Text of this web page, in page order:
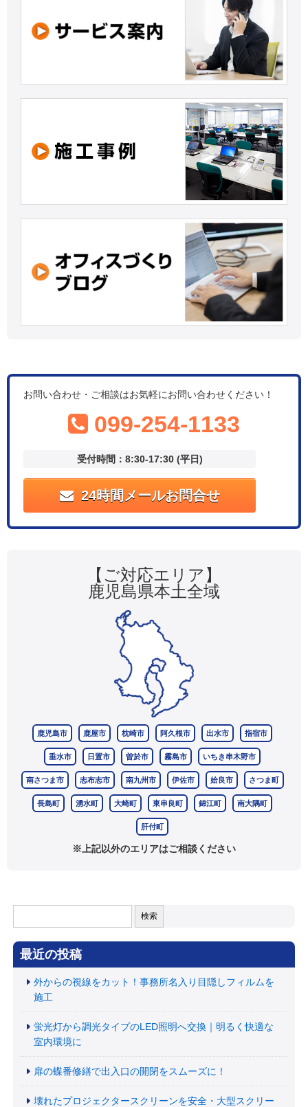
お問い合わせ・ご相談はお気軽にお問い合わせください！
099-254-1133
受付時間：8:30-17:30 (平日)
24時間メールお問合せ
【ご対応エリア】
鹿児島県本土全域
鹿児島市 鹿屋市 枕崎市 阿久根市 出水市 指宿市
垂水市 日置市 曽於市 霧島市 いちき串木野市
南さつま市 志布志市 南九州市 伊佐市 姶良市 さつま町
長島町 湧水町 大崎町 東串良町 錦江町 南大隅町
肝付町
※上記以外のエリアはご相談ください
索:
最近の投稿
外からの視線をカット！事務所名入り目隠しフィルムを
施工
蛍光灯から調光タイプのLED照明へ交換｜明るく快適な
室内環境に
扉の蝶番修繕で出入口の開閉をスムーズに！
壊れたプロジェクタースクリーンを安全・大型スクリー